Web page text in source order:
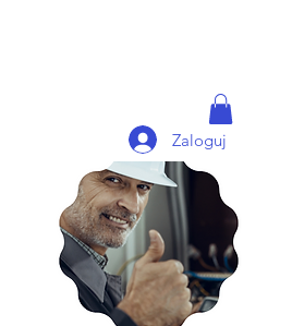
Zaloguj